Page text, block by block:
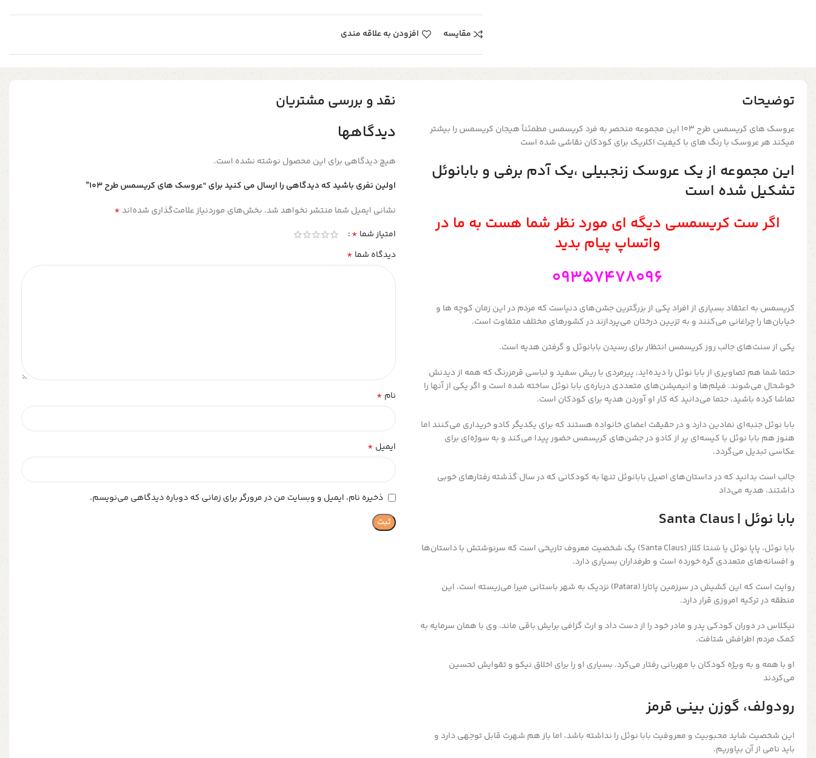
مقایسه افزودن به علاقه مندی
توضیحات
عروسک های کریسمس طرح ۱۰۳ این مجموعه منحصر به فرد کریسمس مطمئناً هیجان کریسمس را بیشتر
میکندهر عروسک با رنگ های با کیفیت اکلریک برای کودکان نقاشی شده است
این مجموعه از یک عروسک زنجبیلی ،یک آدم برفی و بابانوئل
تشکیل شده است
اگر ست کریسمسی دیگه ای مورد نظر شما هست به ما در
واتساپ پیام بدید
09357478096
کریسمس به اعتقاد بسیاری از افراد یکی از بزرگترین جشن‌های دنیاست که مردم در این زمان کوچه ها و
خیابان‌ها را چراغانی می‌کنند و به تزیین درختان می‌پردازند در کشورهای مختلف متفاوت است.
یکی از سنت‌های جالب روز کریسمس انتظار برای رسیدن بابانوئل و گرفتن هدیه است.
حتما شما هم تصاویری از بابا نوئل را دیده‌اید، پیرمردی با ریش سفید و لباسی قرمزرنگ که همه از دیدنش
خوشحال می‌شوند. فیلم‌ها و انیمیشن‌های متعددی درباره‌ی بابا نوئل ساخته شده است و اگر یکی از آنها را
تماشا کرده باشید، حتما می‌دانید که کار او آوردن هدیه برای کودکان است.
بابا نوئل جنبه‌ای نمادین دارد و در حقیقت اعضای خانواده هستند که برای یکدیگر کادو خریداری می‌کنند اما
هنوز هم بابا نوئل با کیسه‌ای پر از کادو در جشن‌های کریسمس حضور پیدا می‌کند و به سوژه‌ای برای
عکاسی تبدیل می‌گردد.
جالب است بدانید که در داستان‌های اصیل بابانوئل تنها به کودکانی که در سال گذشته رفتارهای خوبی
داشتند، هدیه می‌داد
بابا نوئل | Santa Claus
بابا نوئل، پاپا نوئل یا سَنتا کلاز (Santa Claus) یک شخصیت معروف تاریخی است که سرنوشتش با داستان‌ها
و افسانه‌های متعددی گره خورده است و طرفداران بسیاری دارد.
روایت است که این کشیش در سرزمین پاتارا (Patara) نزدیک به شهر باستانی میرا می‌زیسته است، این
منطقه در ترکیه امروزی قرار دارد.
نیکلاس در دوران کودکی پدر و مادر خود را از دست داد و ارث گزافی برایش باقی ماند، وی با همان سرمایه به
کمک مردم اطرافش شتافت.
او با همه و به ویژه کودکان با مهربانی رفتار می‌کرد. بسیاری او را برای اخلاق نیکو و تقوایش تحسین
می‌کردند
رودولف، گوزن بینی قرمز
این شخصیت شاید محبوبیت و معروفیت بابا نوئل را نداشته باشد، اما باز هم شهرت قابل توجهی دارد و
باید نامی از آن بیاوریم.
نقد و بررسی مشتریان
دیدگاهها
هیچ دیدگاهی برای این محصول نوشته نشده است.
اولین نفری باشید که دیدگاهی را ارسال می کنید برای “عروسک های کریسمس طرح ۱۰۳”
نشانی ایمیل شما منتشر نخواهد شد. بخش‌های موردنیاز علامت‌گذاری شده‌اند*
امتیاز شما *
دیدگاه شما *
نام *
ایمیل *
ذخیره نام، ایمیل و وبسایت من در مرورگر برای زمانی که دوباره دیدگاهی می‌نویسم.